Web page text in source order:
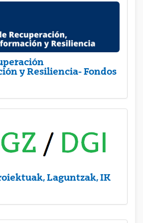
y Resiliencia- Fondos
Laguntzak, IK